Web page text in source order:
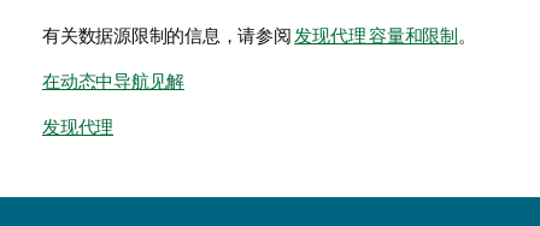
有关数据源限制的信息，请参阅发现代理 容量和限制 。
在动态中导航见解
发现代理